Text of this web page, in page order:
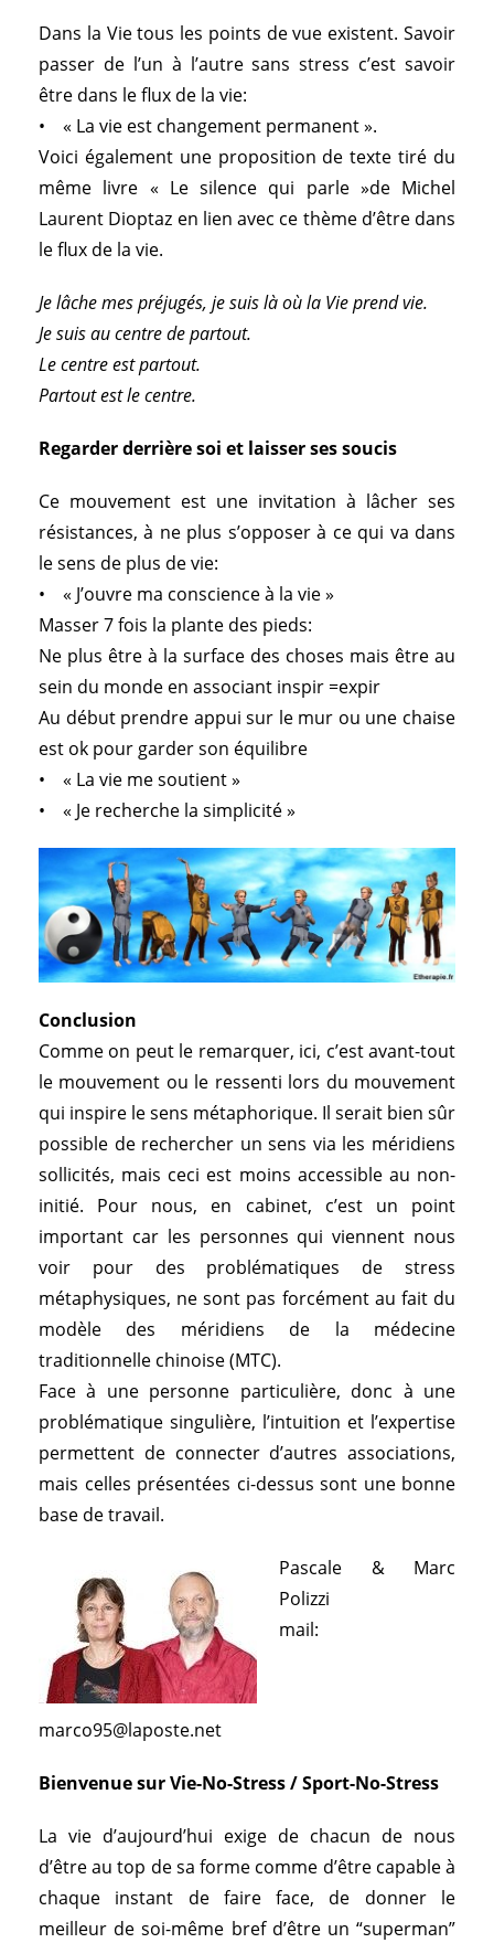
Dans la Vie tous les points de vue existent. Savoir
passer de l’un à l’autre sans stress c’est savoir
être dans le flux de la vie:
• « La vie est changement permanent ».
Voici également une proposition de texte tiré du
même livre « Le silence qui parle »de Michel
Laurent Dioptaz en lien avec ce thème d’être dans
le flux de la vie.
Je lâche mes préjugés, je suis là où la Vie prend vie.
Je suis au centre de partout.
Le centre est partout.
Partout est le centre.
Regarder derrière soi et laisser ses soucis
Ce mouvement est une invitation à lâcher ses
résistances, à ne plus s’opposer à ce qui va dans
le sens de plus de vie:
• « J’ouvre ma conscience à la vie »
Masser 7 fois la plante des pieds:
Ne plus être à la surface des choses mais être au
sein du monde en associant inspir =expir
Au début prendre appui sur le mur ou une chaise
est ok pour garder son équilibre
• « La vie me soutient »
• « Je recherche la simplicité »
Conclusion
Comme on peut le remarquer, ici, c’est avant-tout
le mouvement ou le ressenti lors du mouvement
qui inspire le sens métaphorique. Il serait bien sûr
possible de rechercher un sens via les méridiens
sollicités, mais ceci est moins accessible au non-
initié. Pour nous, en cabinet, c’est un point
important car les personnes qui viennent nous
voir pour des problématiques de stress
métaphysiques, ne sont pas forcément au fait du
modèle des méridiens de la médecine
traditionnelle chinoise (MTC).
Face à une personne particulière, donc à une
problématique singulière, l’intuition et l’expertise
permettent de connecter d’autres associations,
mais celles présentées ci-dessus sont une bonne
base de travail.
Pascale & Marc
Polizzi
mail:
marco95@laposte.net
Bienvenue sur Vie-No-Stress / Sport-No-Stress
La vie d’aujourd’hui exige de chacun de nous
d’être au top de sa forme comme d’être capable à
chaque instant de faire face, de donner le
meilleur de soi-même bref d’être un “superman”